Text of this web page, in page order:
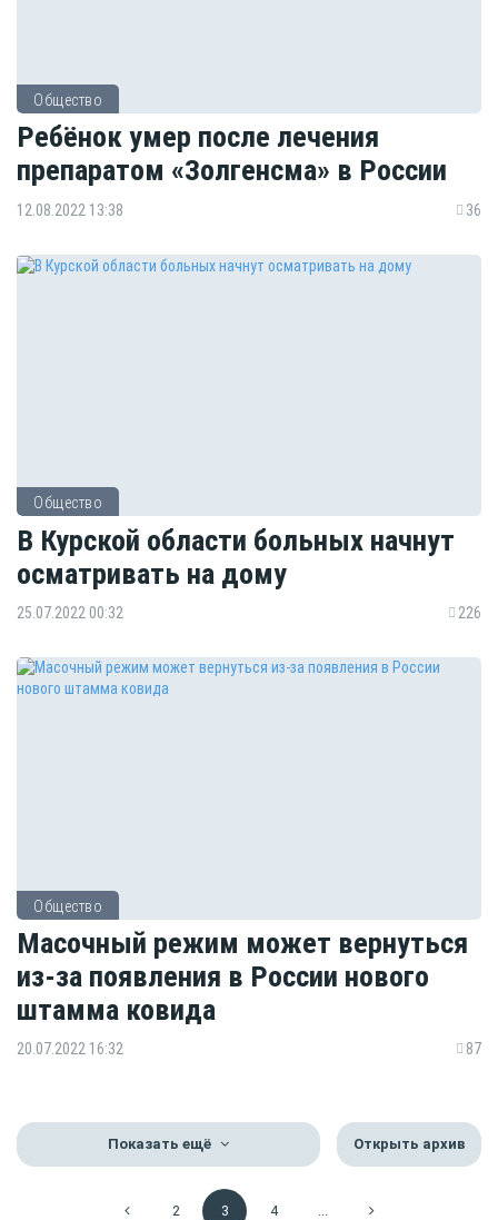
Общество
Ребёнок умер после лечения
препаратом «Золгенсма» в России
12.08.2022 13:38 36
Общество
В Курской области больных начнут
осматривать на дому
25.07.2022 00:32 226
Общество
Масочный режим может вернуться
из-за появления в России нового
штамма ковида
20.07.2022 16:32 87
Показать ещё Открыть архив
2 3 4